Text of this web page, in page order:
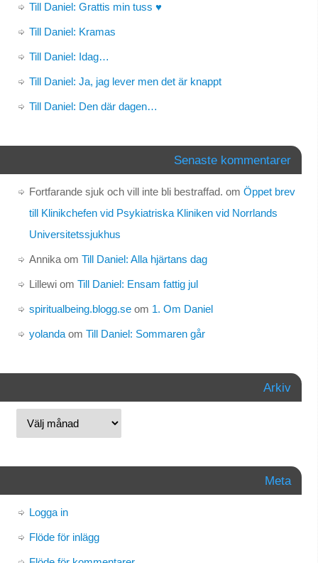
Till Daniel: Grattis min tuss ♥
Till Daniel: Kramas
Till Daniel: Idag…
Till Daniel: Ja, jag lever men det är knappt
Till Daniel: Den där dagen…
Senaste kommentarer
Fortfarande sjuk och vill inte bli bestraffad. om Öppet brev
till Klinikchefen vid Psykiatriska Kliniken vid Norrlands
Universitetssjukhus
Annikaom Till Daniel: Alla hjärtans dag
Lillewiom Till Daniel: Ensam fattig jul
spiritualbeing.blogg.seom 1. Om Daniel
yolandaom Till Daniel: Sommaren går
Arkiv
Meta
Logga in
Flöde för inlägg